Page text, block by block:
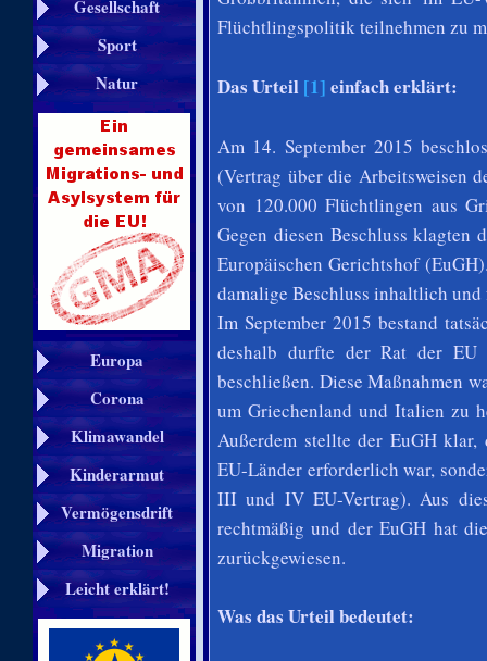
Gesellschaft
Sport
Natur
Europa
Corona
Klimawandel
Kinderarmut
Vermögensdrift
Migration
Leicht erklärt!
Flüchtlingspolitik teilnehmen zu
Das Urteil [1] einfach erklärt:
Am 14. September 2015
(Vertrag über die Arbeitsweisen
von 120.000 Flüchtlingen aus
Gegen diesen Beschluss klagten
Europäischen Gerichtshof
damalige Beschluss inhaltlich
Im September 2015 bestand
deshalb durfte der Rat der
beschließen. Diese Maßnahmen
um Griechenland und Italien zu
Außerdem stellte der EuGH
EU-Länder erforderlich war,
III und IV EU-Vertrag). Aus
rechtmäßig und der EuGH hat
zurückgewiesen.
Was das Urteil bedeutet: